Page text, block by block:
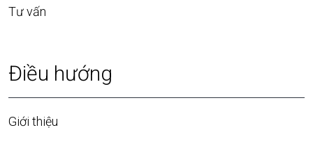
Tư vấn
Điều hướng
Giới thiệu